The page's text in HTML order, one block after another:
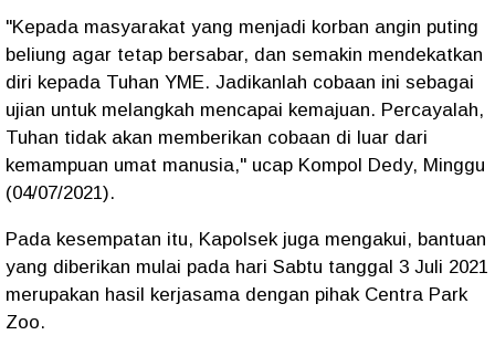
"Kepada masyarakat yang menjadi korban angin puting
beliung agar tetap bersabar, dan semakin mendekatkan
diri kepada Tuhan YME. Jadikanlah cobaan ini sebagai
ujian untuk melangkah mencapai kemajuan. Percayalah,
Tuhan tidak akan memberikan cobaan di luar dari
kemampuan umat manusia," ucap Kompol Dedy, Minggu
(04/07/2021).
Pada kesempatan itu, Kapolsek juga mengakui, bantuan
yang diberikan mulai pada hari Sabtu tanggal 3 Juli 2021
merupakan hasil kerjasama dengan pihak Centra Park
Zoo.